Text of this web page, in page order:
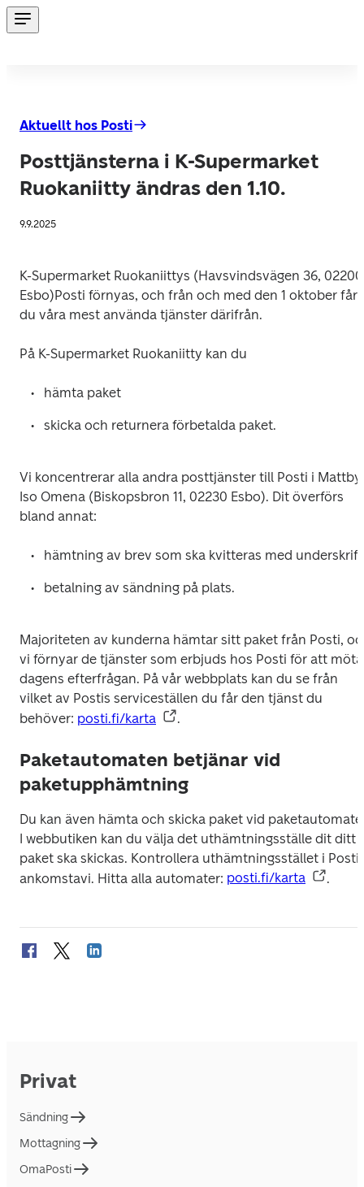
Aktuellt hos Posti
Posttjänsterna i K-Supermarket
Ruokaniitty ändras den 1.10.
9.9.2025
K-Supermarket Ruokaniittys (Havsvindsvägen 36, 02200
Esbo)Posti förnyas, och från och med den 1 oktober får
du våra mest använda tjänster därifrån.
På K-Supermarket Ruokaniitty kan du
hämta paket
skicka och returnera förbetalda paket.
Vi koncentrerar alla andra posttjänster till Posti i Mattby
Iso Omena (Biskopsbron 11, 02230 Esbo). Dit överförs
bland annat:
hämtning av brev som ska kvitteras med underskrif
betalning av sändning på plats.
Majoriteten av kunderna hämtar sitt paket från Posti,
vi förnyar de tjänster som erbjuds hos Posti för att möta
dagens efterfrågan. På vår webbplats kan du se från
vilket av Postis serviceställen du får den tjänst du
behöver: posti.fi/karta .
Paketautomaten betjänar vid
paketupphämtning
Du kan även hämta och skicka paket vid
I webbutiken kan du välja det uthämtningsställe dit ditt
paket ska skickas. Kontrollera uthämtningsstället i
ankomstavi. Hitta alla automater: posti.fi/karta .
Privat
Sändning
Mottagning
OmaPosti